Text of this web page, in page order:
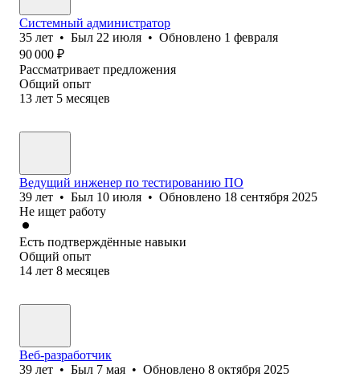
Системный администратор
35 лет • Был 22 июля • Обновлено 1 февраля
90 000 ₽
Рассматривает предложения
Общий опыт
13 лет 5 месяцев
Ведущий инженер по тестированию ПО
39 лет • Был 10 июля • Обновлено 18 сентября 2025
Не ищет работу
Есть подтверждённые навыки
Общий опыт
14 лет 8 месяцев
Веб-разработчик
39 лет • Был 7 мая • Обновлено 8 октября 2025